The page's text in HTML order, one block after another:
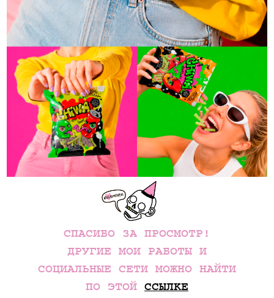
СПАСИБО ЗА ПРОСМОТР!
ДРУГИЕ МОИ РАБОТЫ И
СОЦИАЛЬНЫЕ СЕТИ МОЖНО НАЙТИ
ПО ЭТОЙ ССЫЛКЕ